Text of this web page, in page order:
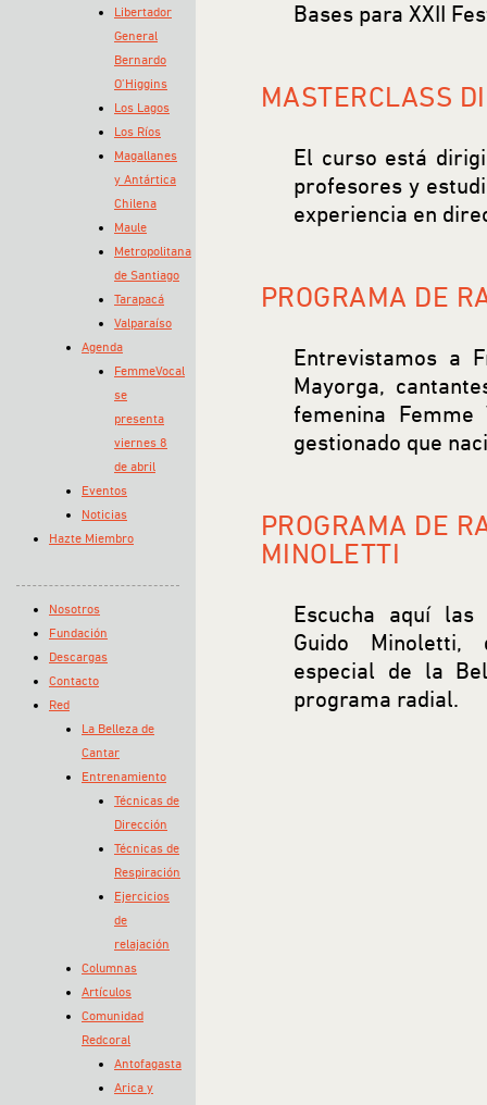
Libertador
General
Bernardo
O’Higgins
Los Lagos
Los Ríos
Magallanes
y Antártica
Chilena
Maule
Metropolitana
de Santiago
Tarapacá
Valparaíso
Agenda
FemmeVocal
se
presenta
viernes 8
de abril
Eventos
Noticias
Hazte Miembro
Nosotros
Fundación
Descargas
Contacto
Red
La Belleza de
Cantar
Entrenamiento
Técnicas de
Dirección
Técnicas de
Respiración
Ejercicios
de
relajación
Columnas
Artículos
Comunidad
Redcoral
Antofagasta
Arica y
Bases para XXII
MASTERCLASS
El curso está
profesores y
experiencia en
PROGRAMA DE
Entrevistamos a
Mayorga,
femenina
gestionado que
PROGRAMA DE
MINOLETTI
Escucha aquí
Guido Minoletti,
especial de la
programa radial.